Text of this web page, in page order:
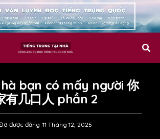
bạn có mấy người 你
有几口人 phần 2
được đăng 11 Tháng 12, 2025